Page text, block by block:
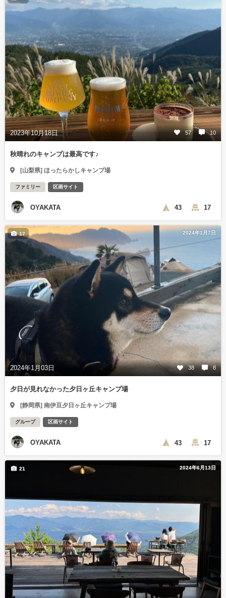
2023年10月18日 57 10
秋晴れのキャンプは最高です♪
[山梨県] ほったらかしキャンプ場
ファミリー 区画サイト
OYAKATA 43 17
2024年1月7日
2024年1月03日 38 8
17
夕日が見れなかった夕日ヶ丘キャンプ場
[静岡県] 南伊豆夕日ヶ丘キャンプ場
グループ 区画サイト
OYAKATA 43 17
2024年6月13日
21